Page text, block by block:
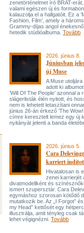
zenetörténelmet író BRAT-
valami egészen új és
kalauzolja el a hallgatóit. Ez a
Fashion, Film’, amely a
Grammy-díjas angol
hetedik stúdióalbuma. Tovább
2026. június 8.
Júniusban
új Muse
A Muse
adott ki
’Will Of The People’ azonnal a
slágerlisták élén nyitott, és
nem is lehetett letaszítani
június 26-án érkező ’The Wow!
címre keresztelt lemez egy új
nyitányát jelenti a banda
2026. június 5.
Cara
karriert
Hivatalosan is
zenei karrierjét
divatmodellként és
ismert szupersztár. Cara
egymáshoz szorosan kötődő
mutatkozik be. Az „I Forgot”
my Head” kettősét egy
illusztrálja, amit tényleg csak
lehet végignézni. Tovább